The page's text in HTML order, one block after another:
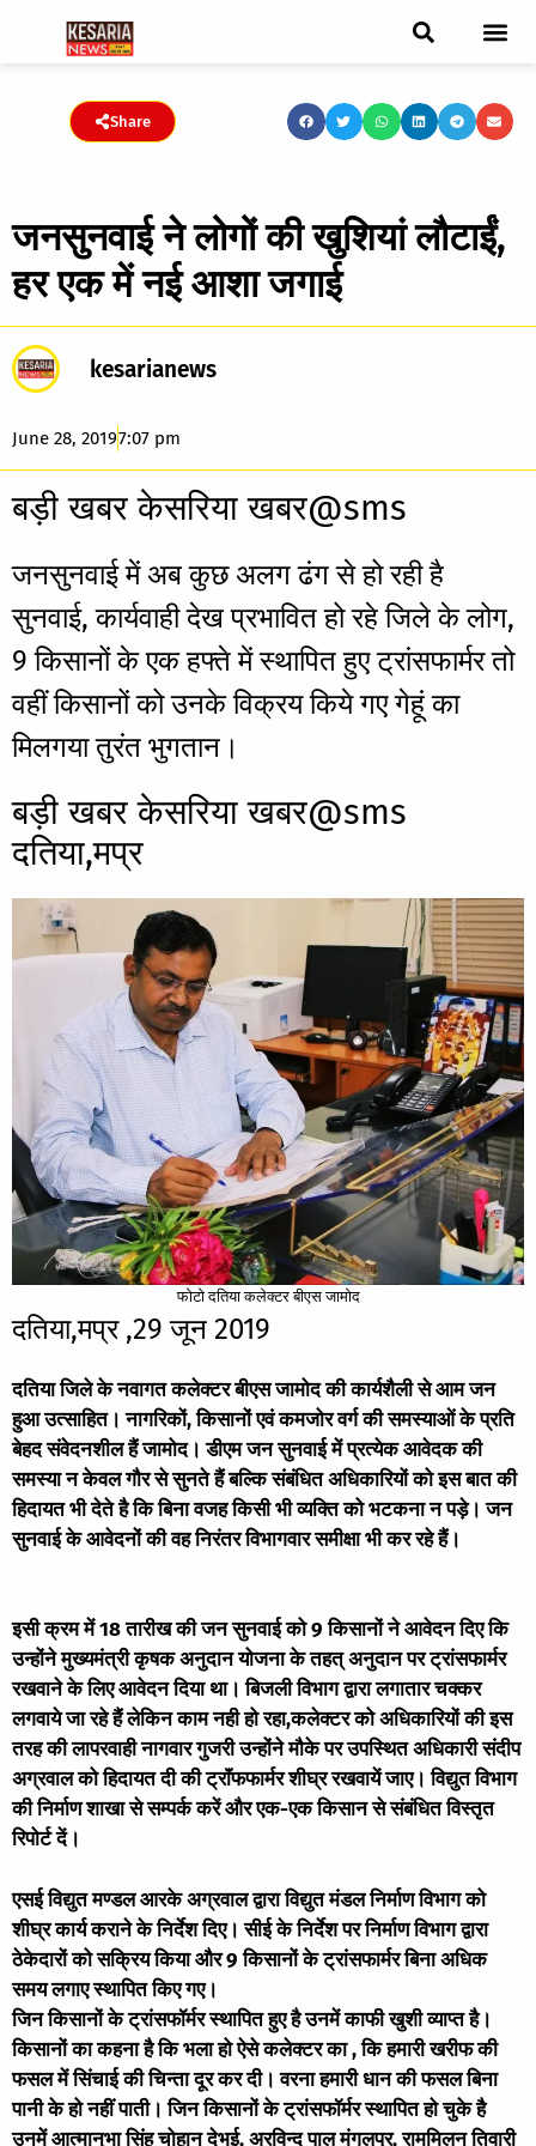
Share
जनसुनवाई ने लोगों की खुशियां लौटाईं,
हर एक में नई आशा जगाई
kesarianews
June 28, 20197:07 pm
बड़ी खबर केसरिया खबर@sms
जनसुनवाई में अब कुछ अलग ढंग से हो रही है
सुनवाई, कार्यवाही देख प्रभावित हो रहे जिले के लोग,
9 किसानों के एक हफ्ते में स्थापित हुए ट्रांसफार्मर तो
वहीं किसानों को उनके विक्रय किये गए गेहूं का
मिलगया तुरंत भुगतान।
बड़ी खबर केसरिया खबर@sms
दतिया,मप्र
फोटो दतिया कलेक्टर बीएस जामोद
दतिया,मप्र ,29 जून 2019
दतिया जिले के नवागत कलेक्टर बीएस जामोद की कार्यशैली से आम जन
हुआ उत्साहित। नागरिकों, किसानों एवं कमजोर वर्ग की समस्याओं के प्रति
बेहद संवेदनशील हैं जामोद। डीएम जन सुनवाई में प्रत्येक आवेदक की
समस्या न केवल गौर से सुनते हैं बल्कि संबंधित अधिकारियों को इस बात की
हिदायत भी देते है कि बिना वजह किसी भी व्यक्ति को भटकना न पड़े। जन
सुनवाई के आवेदनों की वह निरंतर विभागवार समीक्षा भी कर रहे हैं।
इसी क्रम में 18 तारीख की जन सुनवाई को 9 किसानों ने आवेदन दिए कि
उन्होंने मुख्यमंत्री कृषक अनुदान योजना के तहत् अनुदान पर ट्रांसफार्मर
रखवाने के लिए आवेदन दिया था। बिजली विभाग द्वारा लगातार चक्कर
लगवाये जा रहे हैं लेकिन काम नही हो रहा,कलेक्टर को अधिकारियों की इस
तरह की लापरवाही नागवार गुजरी उन्होंने मौके पर उपस्थित अधिकारी संदीप
अग्रवाल को हिदायत दी की ट्राॅंफफार्मर शीघ्र रखवायें जाए। विद्युत विभाग
की निर्माण शाखा से सम्पर्क करें और एक-एक किसान से संबंधित विस्तृत
रिपोर्ट दें।
एसई विद्युत मण्डल आरके अग्रवाल द्वारा विद्युत मंडल निर्माण विभाग को
शीघ्र कार्य कराने के निर्देश दिए। सीई के निर्देश पर निर्माण विभाग द्वारा
ठेकेदारों को सक्रिय किया और 9 किसानों के ट्रांसफार्मर बिना अधिक
समय लगाए स्थापित किए गए।
जिन किसानों के ट्रांसफॉर्मर स्थापित हुए है उनमें काफी खुशी व्याप्त है।
किसानों का कहना है कि भला हो ऐसे कलेक्टर का , कि हमारी खरीफ की
फसल में सिंचाई की चिन्ता दूर कर दी। वरना हमारी धान की फसल बिना
पानी के हो नहीं पाती। जिन किसानों के ट्रांसफॉर्मर स्थापित हो चुके है
उनमें आत्मानुभा सिंह चोहान देभई, अरविन्द पाल मंगलपुर, राममिलन तिवारी